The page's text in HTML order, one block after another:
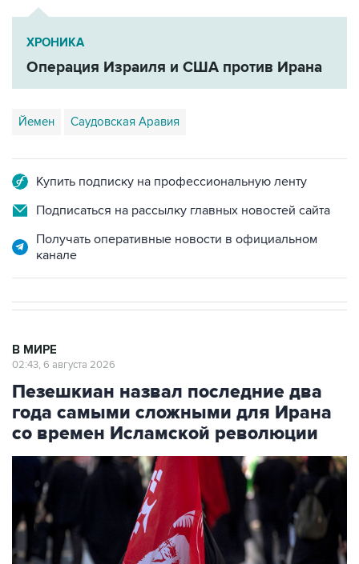
ХРОНИКА
Операция Израиля и США против Ирана
Йемен Саудовская Аравия
Купить подписку на профессиональную ленту
Подписаться на рассылку главных новостей сайта
Получать оперативные новости в официальном
канале
В МИРЕ
02:43, 6 августа 2026
Пезешкиан назвал последние два
года самыми сложными для Ирана
со времен Исламской революции